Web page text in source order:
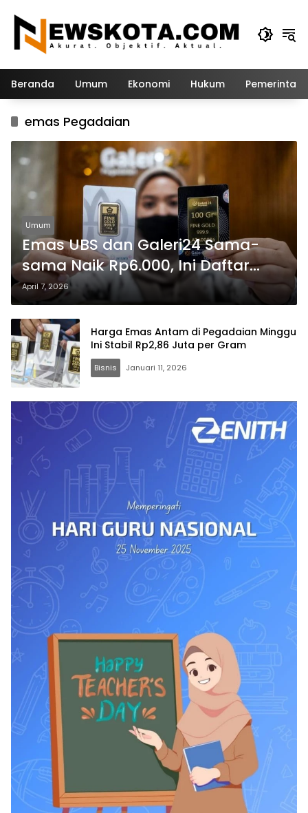
konten
Beranda Umum Ekonomi Hukum
emas Pegadaian
Umum
Emas UBS dan Galeri24 Sama-
sama Naik Rp6.000, Ini Daftar
Harganya
April 7, 2026
Harga Emas Antam di Pegadaian Minggu
Ini Stabil Rp2,86 Juta per Gram
Bisnis Januari 11, 2026